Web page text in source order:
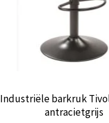
Industriële barkruk
antracietgrijs